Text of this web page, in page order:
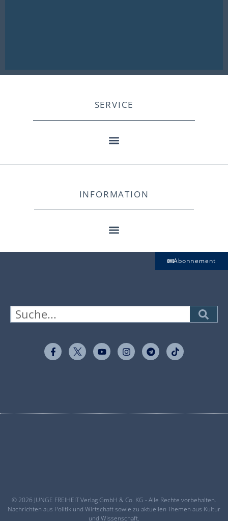
SERVICE
INFORMATION
Abonnement
© 2026 JUNGE FREIHEIT Verlag GmbH & Co. KG - Alle Rechte vorbehalten.
Nachrichten aus Politik und Wirtschaft sowie zu aktuellen Themen aus Kultur
und Wissenschaft.